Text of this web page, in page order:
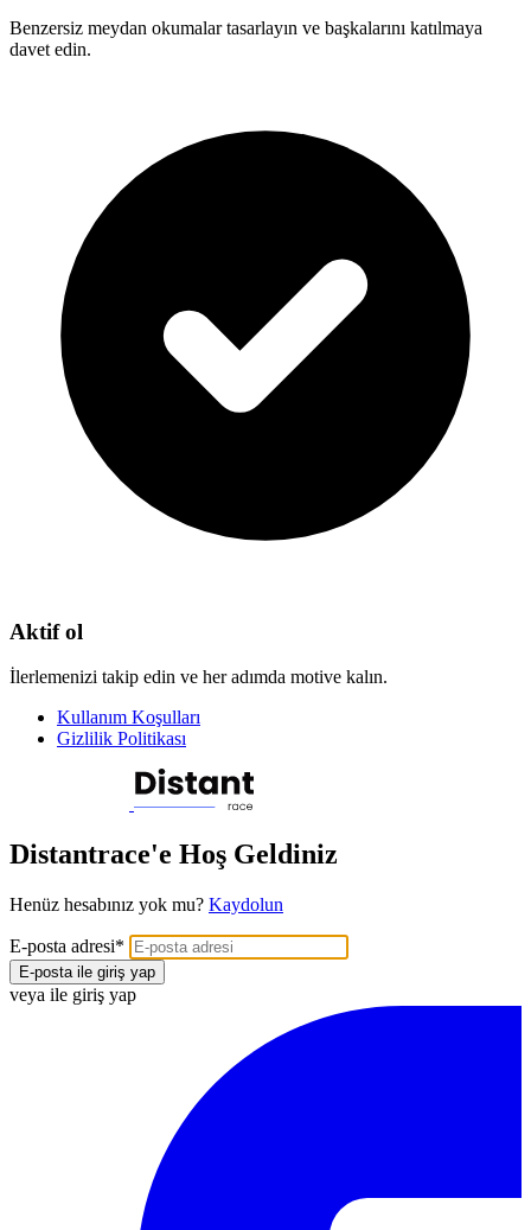
Benzersiz meydan okumalar tasarlayın ve başkalarını katılmaya
davet edin.
Aktif ol
İlerlemenizi takip edin ve her adımda motive kalın.
Kullanım Koşulları
Gizlilik Politikası
Distantrace'e Hoş Geldiniz
Henüz hesabınız yok mu? Kaydolun
E-posta adresi*
E-posta ile giriş yap
veya ile giriş yap